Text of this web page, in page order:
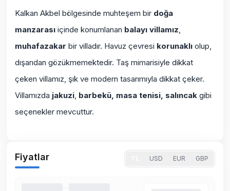
Kalkan Akbel bölgesinde muhteşem bir doğa
manzarası içinde konumlanan balayı villamız,
muhafazakar bir villadır. Havuz çevresi korunaklı olup,
dışarıdan gözükmemektedir. Taş mimarisiyle dikkat
çeken villamız, şık ve modern tasarımıyla dikkat çeker.
Villamızda jakuzi, barbekü, masa tenisi, salıncak gibi
seçenekler mevcuttur.
Fiyatlar USD EUR GBP